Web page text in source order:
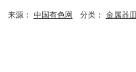
来源： 中国有色网 分类： 金属器皿